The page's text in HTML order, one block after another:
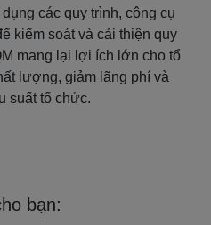
các quy trình, công cụ
kiểm soát và cải thiện quy
mang lại lợi ích lớn cho tổ
lượng, giảm lãng phí và
suất tổ chức.
bạn: